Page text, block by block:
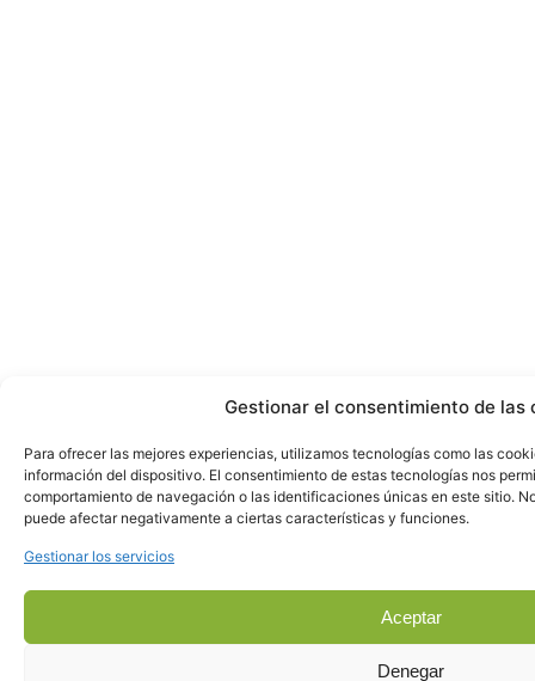
Gestionar el consentimiento de las
Para ofrecer las mejores experiencias, utilizamos tecnologías como las
información del dispositivo. El consentimiento de estas tecnologías nos
comportamiento de navegación o las identificaciones únicas en este sitio.
puede afectar negativamente a ciertas características y funciones.
Gestionar los servicios
Aceptar
Denegar